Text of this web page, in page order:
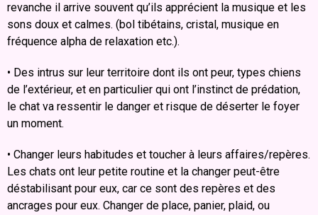
revanche il arrive souvent qu’ils apprécient la musique et les
sons doux et calmes. (bol tibétains, cristal, musique en
fréquence alpha de relaxation etc.).
• Des intrus sur leur territoire dont ils ont peur, types chiens
de l’extérieur, et en particulier qui ont l’instinct de prédation,
le chat va ressentir le danger et risque de déserter le foyer
un moment.
• Changer leurs habitudes et toucher à leurs affaires/repères.
Les chats ont leur petite routine et la changer peut-être
déstabilisant pour eux, car ce sont des repères et des
ancrages pour eux. Changer de place, panier, plaid, ou